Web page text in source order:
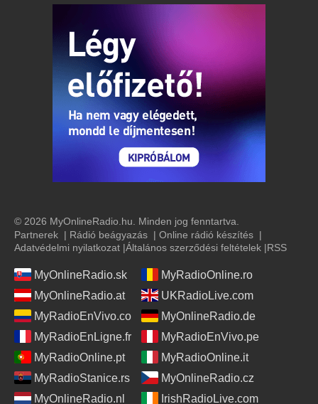
© 2026 MyOnlineRadio.hu. Minden jog fenntartva.
Partnerek | Rádió beágyazás | Online rádió készítés |
Adatvédelmi nyilatkozat |Általános szerződési feltételek |RSS
MyOnlineRadio.sk
MyRadioOnline.ro
MyOnlineRadio.at
UKRadioLive.com
MyRadioEnVivo.co
MyOnlineRadio.de
MyRadioEnLigne.fr
MyRadioEnVivo.pe
MyRadioOnline.pt
MyRadioOnline.it
MyRadioStanice.rs
MyOnlineRadio.cz
MyOnlineRadio.nl
IrishRadioLive.com